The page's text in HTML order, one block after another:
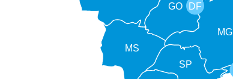
MS
GO
SP
MG
DF